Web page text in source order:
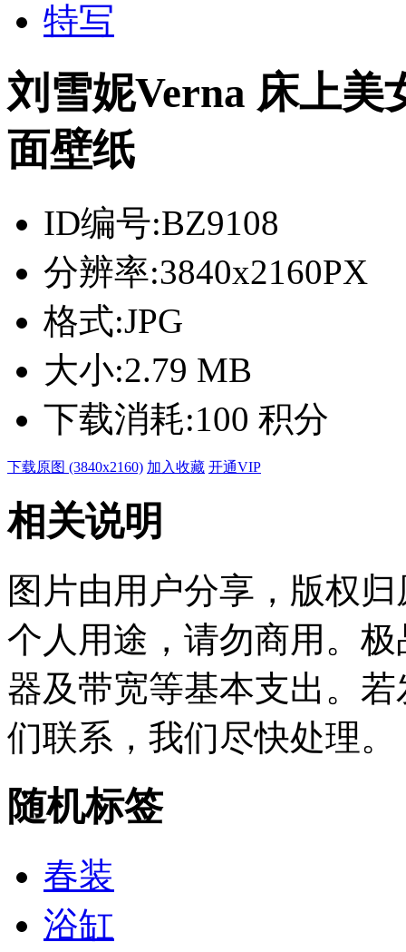
特写
刘雪妮Verna 床上
面壁纸
ID编号:BZ9108
分辨率:3840x2160PX
格式:JPG
大小:2.79 MB
下载消耗:100 积分
下载原图 (3840x2160) 加入收藏 开通VIP
相关说明
图片由用户分享，版权
个人用途，请勿商用。
器及带宽等基本支出。
们联系，我们尽快处理。
随机标签
春装
浴缸